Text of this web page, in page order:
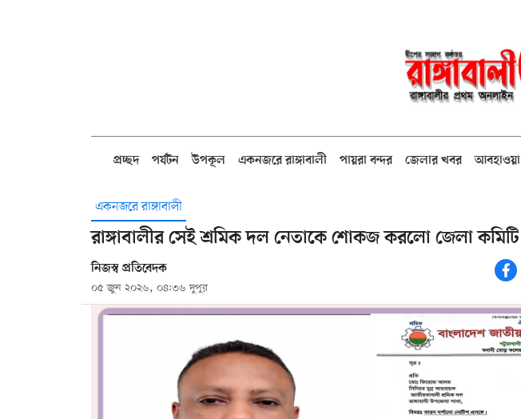
প্রচ্ছদ পর্যটন উপকূল একনজরে রাঙ্গাবালী পায়রা বন্দর জেলার খবর আবহাওয়া
একনজরে রাঙ্গাবালী
রাঙ্গাবালীর সেই শ্রমিক দল নেতাকে শোকজ করলো জেলা কমিটি
নিজস্ব প্রতিবেদক
০৫ জুন ২০২৬, ০৪:৩৬ দুপুর